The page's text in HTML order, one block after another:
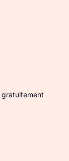
gratuitement